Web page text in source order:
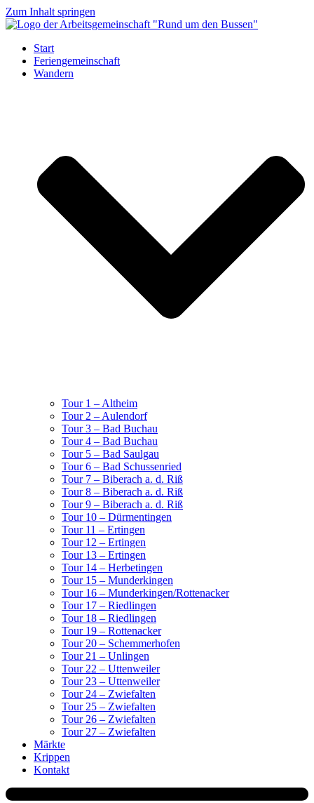
Zum Inhalt springen
Start
Feriengemeinschaft
Wandern
Tour 1 – Altheim
Tour 2 – Aulendorf
Tour 3 – Bad Buchau
Tour 4 – Bad Buchau
Tour 5 – Bad Saulgau
Tour 6 – Bad Schussenried
Tour 7 – Biberach a. d. Riß
Tour 8 – Biberach a. d. Riß
Tour 9 – Biberach a. d. Riß
Tour 10 – Dürmentingen
Tour 11 – Ertingen
Tour 12 – Ertingen
Tour 13 – Ertingen
Tour 14 – Herbetingen
Tour 15 – Munderkingen
Tour 16 – Munderkingen/Rottenacker
Tour 17 – Riedlingen
Tour 18 – Riedlingen
Tour 19 – Rottenacker
Tour 20 – Schemmerhofen
Tour 21 – Unlingen
Tour 22 – Uttenweiler
Tour 23 – Uttenweiler
Tour 24 – Zwiefalten
Tour 25 – Zwiefalten
Tour 26 – Zwiefalten
Tour 27 – Zwiefalten
Märkte
Krippen
Kontakt